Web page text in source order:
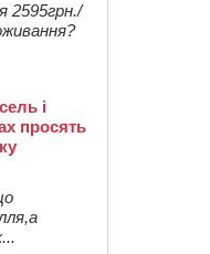
2595грн./
і
просять